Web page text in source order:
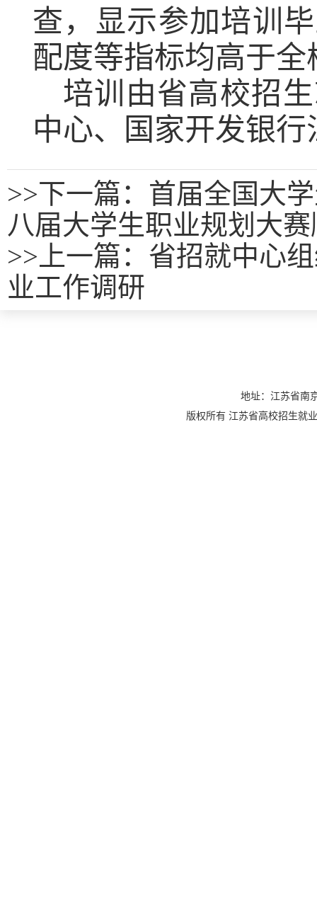
查，显示参加培训
配度等指标均高于
培训由省高校招
中心、
国家开发银
>>下一篇：首届全国大
八届大学生职业规划大
>> 上一篇： 省招就中心
业工作调研
地址：江苏省
版权所有 江苏省高校招生就